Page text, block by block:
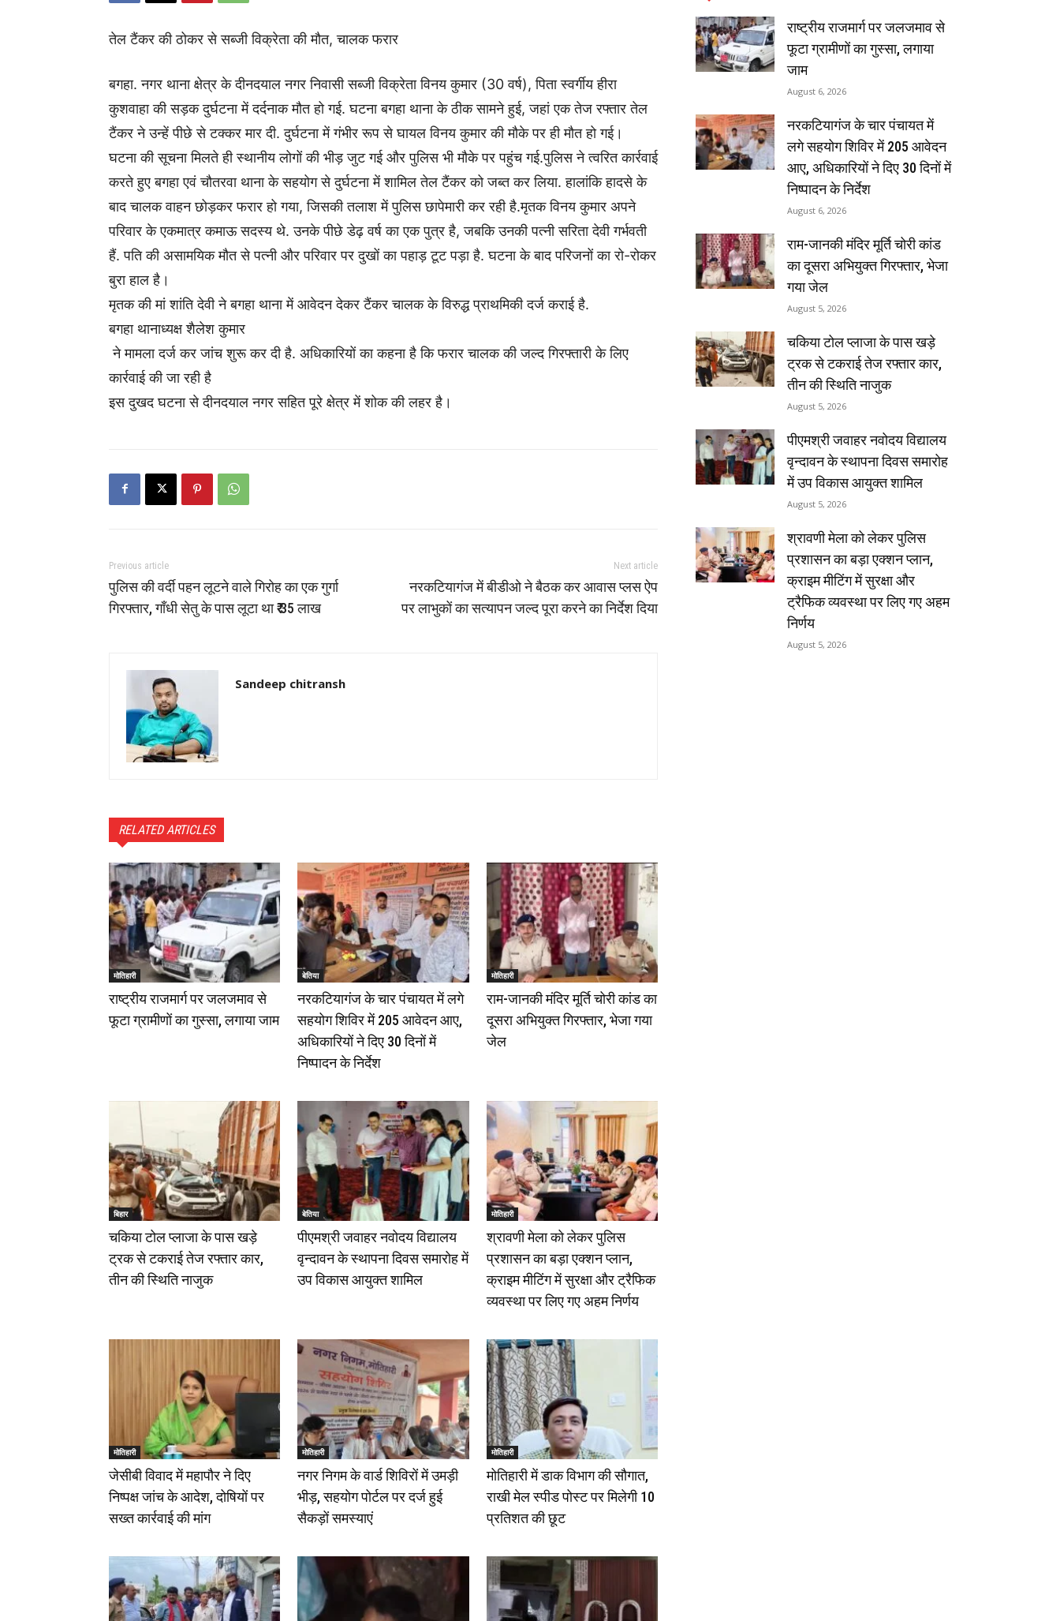
तेल टैंकर की ठोकर से सब्जी विक्रेता की मौत, चालक फरार
बगहा. नगर थाना क्षेत्र के दीनदयाल नगर निवासी सब्जी विक्रेता विनय कुमार (30 वर्ष), पिता स्वर्गीय हीरा
कुशवाहा की सड़क दुर्घटना में दर्दनाक मौत हो गई. घटना बगहा थाना के ठीक सामने हुई, जहां एक तेज रफ्तार तेल
टैंकर ने उन्हें पीछे से टक्कर मार दी. दुर्घटना में गंभीर रूप से घायल विनय कुमार की मौके पर ही मौत हो गई।
घटना की सूचना मिलते ही स्थानीय लोगों की भीड़ जुट गई और पुलिस भी मौके पर पहुंच गई.पुलिस ने त्वरित कार्रवाई
करते हुए बगहा एवं चौतरवा थाना के सहयोग से दुर्घटना में शामिल तेल टैंकर को जब्त कर लिया. हालांकि हादसे के
बाद चालक वाहन छोड़कर फरार हो गया, जिसकी तलाश में पुलिस छापेमारी कर रही है.मृतक विनय कुमार अपने
परिवार के एकमात्र कमाऊ सदस्य थे. उनके पीछे डेढ़ वर्ष का एक पुत्र है, जबकि उनकी पत्नी सरिता देवी गर्भवती
हैं. पति की असामयिक मौत से पत्नी और परिवार पर दुखों का पहाड़ टूट पड़ा है. घटना के बाद परिजनों का रो-रोकर
बुरा हाल है।
मृतक की मां शांति देवी ने बगहा थाना में आवेदन देकर टैंकर चालक के विरुद्ध प्राथमिकी दर्ज कराई है.
बगहा थानाध्यक्ष शैलेश कुमार
ने मामला दर्ज कर जांच शुरू कर दी है. अधिकारियों का कहना है कि फरार चालक की जल्द गिरफ्तारी के लिए
कार्रवाई की जा रही है
इस दुखद घटना से दीनदयाल नगर सहित पूरे क्षेत्र में शोक की लहर है।
Previous article
पुलिस की वर्दी पहन लूटने वाले गिरोह का एक गुर्गा
गिरफ्तार, गॉंधी सेतु के पास लूटा था ₹ 35 लाख
Next article
नरकटियागंज में बीडीओ ने बैठक कर आवास प्लस ऐप
पर लाभुकों का सत्यापन जल्द पूरा करने का निर्देश दिया
Sandeep chitransh
RELATED ARTICLES
मोतिहारी
राष्ट्रीय राजमार्ग पर जलजमाव से
फूटा ग्रामीणों का गुस्सा, लगाया जाम
बेतिया
नरकटियागंज के चार पंचायत में लगे
सहयोग शिविर में 205 आवेदन आए,
अधिकारियों ने दिए 30 दिनों में
निष्पादन के निर्देश
मोतिहारी
राम-जानकी मंदिर मूर्ति चोरी कांड का
दूसरा अभियुक्त गिरफ्तार, भेजा गया
जेल
बिहार
चकिया टोल प्लाजा के पास खड़े
ट्रक से टकराई तेज रफ्तार कार,
तीन की स्थिति नाजुक
बेतिया
पीएमश्री जवाहर नवोदय विद्यालय
वृन्दावन के स्थापना दिवस समारोह में
उप विकास आयुक्त शामिल
मोतिहारी
श्रावणी मेला को लेकर पुलिस
प्रशासन का बड़ा एक्शन प्लान,
क्राइम मीटिंग में सुरक्षा और ट्रैफिक
व्यवस्था पर लिए गए अहम निर्णय
मोतिहारी
जेसीबी विवाद में महापौर ने दिए
निष्पक्ष जांच के आदेश, दोषियों पर
सख्त कार्रवाई की मांग
मोतिहारी
नगर निगम के वार्ड शिविरों में उमड़ी
भीड़, सहयोग पोर्टल पर दर्ज हुई
सैकड़ों समस्याएं
मोतिहारी
मोतिहारी में डाक विभाग की सौगात,
राखी मेल स्पीड पोस्ट पर मिलेगी 10
प्रतिशत की छूट
राष्ट्रीय राजमार्ग पर जलजमाव से
फूटा ग्रामीणों का गुस्सा, लगाया
जाम
August 6, 2026
नरकटियागंज के चार पंचायत में
लगे सहयोग शिविर में 205 आवेदन
आए, अधिकारियों ने दिए 30 दिनों में
निष्पादन के निर्देश
August 6, 2026
राम-जानकी मंदिर मूर्ति चोरी कांड
का दूसरा अभियुक्त गिरफ्तार, भेजा
गया जेल
August 5, 2026
चकिया टोल प्लाजा के पास खड़े
ट्रक से टकराई तेज रफ्तार कार,
तीन की स्थिति नाजुक
August 5, 2026
पीएमश्री जवाहर नवोदय विद्यालय
वृन्दावन के स्थापना दिवस समारोह
में उप विकास आयुक्त शामिल
August 5, 2026
श्रावणी मेला को लेकर पुलिस
प्रशासन का बड़ा एक्शन प्लान,
क्राइम मीटिंग में सुरक्षा और
ट्रैफिक व्यवस्था पर लिए गए अहम
निर्णय
August 5, 2026